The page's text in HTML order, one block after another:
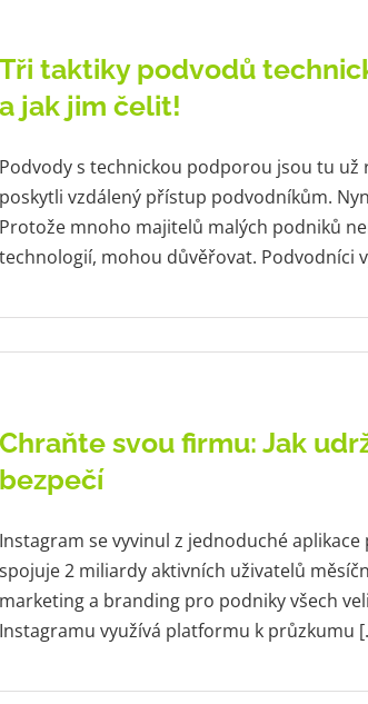
Tři taktiky podvodů
a jak jim čelit!
Podvody s technickou podporou jsou tu už
poskytli vzdálený přístup podvodníkům.
Protože mnoho majitelů malých podniků
technologií, mohou důvěřovat. Podvodníci
Chraňte svou firmu: Jak
bezpečí
Instagram se vyvinul z jednoduché
spojuje 2 miliardy aktivních uživatelů
marketing a branding pro podniky všech
Instagramu využívá platformu k průzkumu